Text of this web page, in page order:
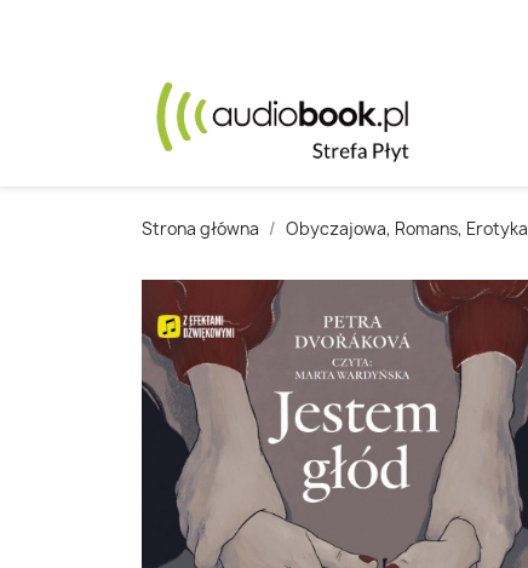
Strona główna Obyczajowa, Romans, Erotyka